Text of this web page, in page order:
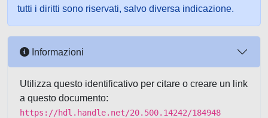
tutti i diritti sono riservati, salvo diversa indicazione.
Informazioni
Utilizza questo identificativo per citare o creare un link
a questo documento:
https://hdl.handle.net/20.500.14242/184948